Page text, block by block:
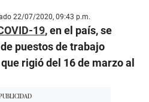
22/07/2020, 09:43 p.m.
19, en el país, se
puestos de trabajo
rigió del 16 de marzo al